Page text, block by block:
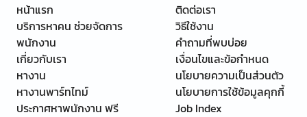
หน้าแรก
บริการหาคน ช่วยจัดการ
พนักงาน
เกี่ยวกับเรา
หางาน
หางานพาร์ทไทม์
ประกาศหาพนักงาน ฟรี
ติดต่อเรา
วิธีใช้งาน
คำถามที่พบบ่อย
เงื่อนไขและข้อกำหนด
นโยบายความเป็นส่วนตัว
นโยบายการใช้ข้อมูลคุกกี้
Job Index